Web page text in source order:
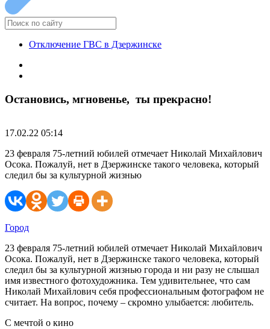
Отключение ГВС в Дзержинске
Остановись, мгновенье, ты прекрасно!
17.02.22 05:14
23 февраля 75-летний юбилей отмечает Николай Михайлович
Осока. Пожалуй, нет в Дзержинске такого человека, который
следил бы за культурной жизнью
Город
23 февраля 75-летний юбилей отмечает Николай Михайлович
Осока. Пожалуй, нет в Дзержинске такого человека, который
следил бы за культурной жизнью города и ни разу не слышал
имя известного фотохудожника. Тем удивительнее, что сам
Николай Михайлович себя профессиональным фотографом не
считает. На вопрос, почему – скромно улыбается: любитель.
С мечтой о кино